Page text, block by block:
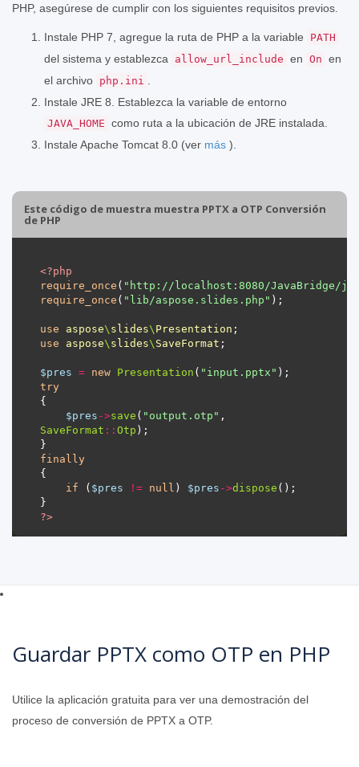
PHP, asegúrese de cumplir con los siguientes requisitos previos.
Instale PHP 7, agregue la ruta de PHP a la variable PATH
del sistema y establezca allow_url_include en On en
el archivo php.ini
Instale JRE 8. Establezca la variable de entorno
JAVA_HOME como ruta a la ubicación de JRE instalada.
Instale Apache Tomcat 8.0 (ver más ).
Este código de muestra muestra PPTX a OTP Conversión
de PHP
<?php
require_once ( "http://localhost:8080/JavaBridge/
require_once ( "lib/aspose.slides.php"
use aspose\ slides\ Presentation
use
aspose\ slides\ SaveFormat
$pres = new Presentation ( "input.pptx"
try
$pres ->save ( "output.otp"
SaveFormat :: Otp
finally
if ( $pres != null ) $pres ->dispose
?>
Guardar PPTX como OTP en PHP
Utilice la aplicación gratuita para ver una demostración del
proceso de conversión de PPTX a OTP.